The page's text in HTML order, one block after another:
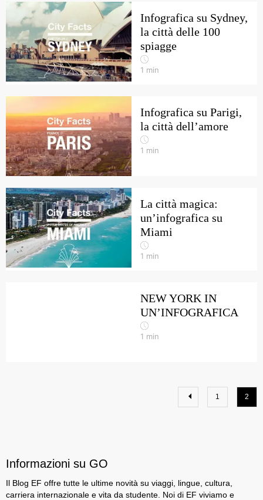
Infografica su Sydney,
la città delle 100
spiagge
1 min
Infografica su Parigi,
la città dell’amore
1 min
La città magica:
un’infografica su
Miami
1 min
NEW YORK IN
UN’INFOGRAFICA
1 min
1 2
Informazioni su GO
Il Blog EF offre tutte le ultime novità su viaggi, lingue, cultura,
carriera internazionale e vita da studente. Noi di EF viviamo e